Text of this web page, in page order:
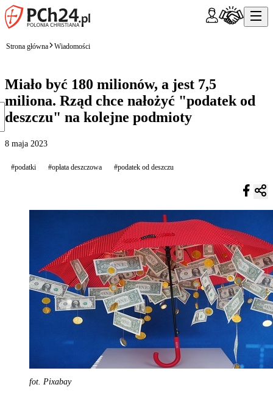
Strona główna Wiadomości
Miało być 180 milionów, a jest 7,5
miliona. Rząd chce nałożyć "podatek od
deszczu" na kolejne podmioty
8 maja 2023
#podatki #opłata deszczowa #podatek od deszczu
fot. Pixabay